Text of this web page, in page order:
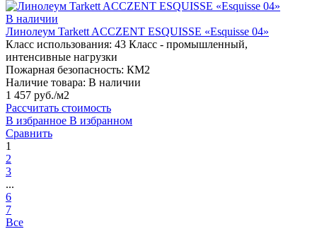
В наличии
Линолеум Tarkett ACCZENT ESQUISSE «Esquisse 04»
Класс использования: 43 Класс - промышленный,
интенсивные нагрузки
Пожарная безопасность: КМ2
Наличие товара: В наличии
1 457 руб./м2
Рассчитать стоимость
В избранное В избранном
Сравнить
1
2
3
...
6
7
Все